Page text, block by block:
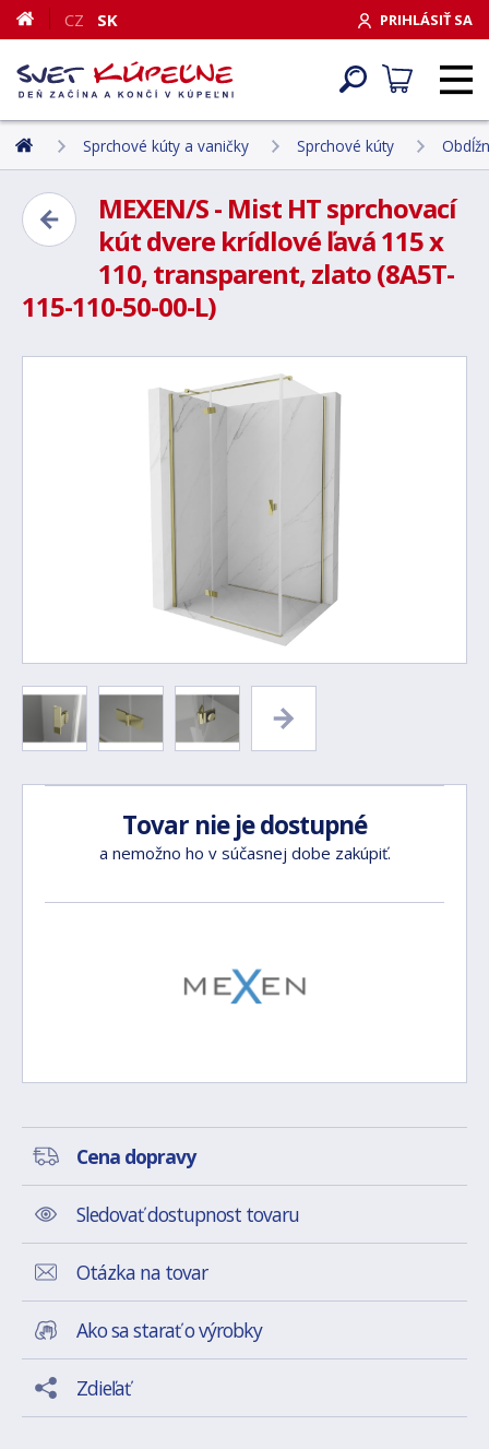
PRIHLÁSIŤ SA
CZ SK
Sprchové kúty a vaničky Sprchové kúty
MEXEN/S - Mist HT sprchovací
kút dvere krídlové ľavá 115 x
110, transparent, zlato (8A5T-
115-110-50-00-L)
Tovar nie je dostupné
a nemožno ho v súčasnej dobe zakúpiť.
Cena dopravy
Sledovať dostupnost tovaru
Otázka na tovar
Ako sa starať o výrobky
Zdieľať